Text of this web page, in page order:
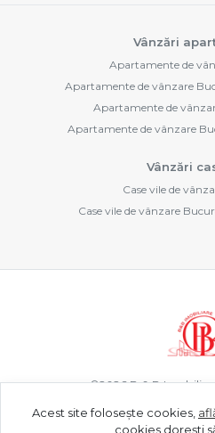
Vânzări
Apartamente de
Apartamente de vânzare
Apartamente de
Apartamente de vânzare
Vânzări
Case vile de
Case vile de vânzare
©2026B & B
Acest site folosește cookies,
cookies dorești